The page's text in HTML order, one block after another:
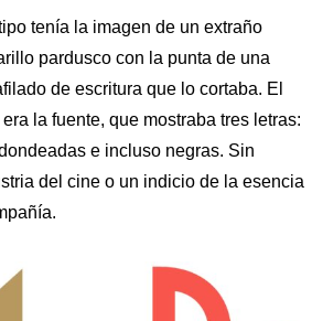
tenía la imagen de un extraño
pardusco con la punta de una
de escritura que lo cortaba. El
la fuente, que mostraba tres letras:
e incluso negras. Sin
del cine o un indicio de la esencia